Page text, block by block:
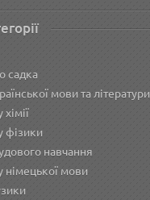
садка
мови та літератури
фізики
навчання
німецької мови